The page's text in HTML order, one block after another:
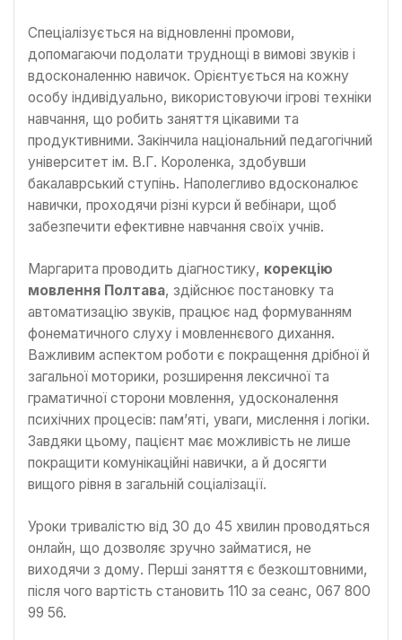
Спеціалізується на відновленні промови,
допомагаючи подолати труднощі в вимові звуків і
вдосконаленню навичок. Орієнтується на кожну
особу індивідуально, використовуючи ігрові техніки
навчання, що робить заняття цікавими та
продуктивними. Закінчила національний педагогічний
університет ім. В.Г. Короленка, здобувши
бакалаврський ступінь. Наполегливо вдосконалює
навички, проходячи різні курси й вебінари, щоб
забезпечити ефективне навчання своїх учнів.
Маргарита проводить діагностику, корекцію
мовлення Полтава, здійснює постановку та
автоматизацію звуків, працює над формуванням
фонематичного слуху і мовленнєвого дихання.
Важливим аспектом роботи є покращення дрібної й
загальної моторики, розширення лексичної та
граматичної сторони мовлення, удосконалення
психічних процесів: пам’яті, уваги, мислення і логіки.
Завдяки цьому, пацієнт має можливість не лише
покращити комунікаційні навички, а й досягти
вищого рівня в загальній соціалізації.
Уроки тривалістю від 30 до 45 хвилин проводяться
онлайн, що дозволяє зручно займатися, не
виходячи з дому. Перші заняття є безкоштовними,
після чого вартість становить 110 за сеанс, 067 800
99 56.